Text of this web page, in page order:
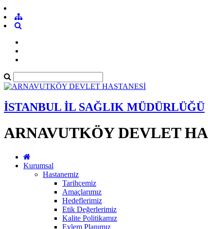
İSTANBUL İL SAĞLIK MÜDÜRLÜĞÜ
ARNAVUTKÖY DEVLET
Kurumsal
Hastanemiz
Tarihçemiz
Amaçlarımız
Hedeflerimiz
Etik Değerlerimiz
Kalite Politikamız
Eylem Planımız